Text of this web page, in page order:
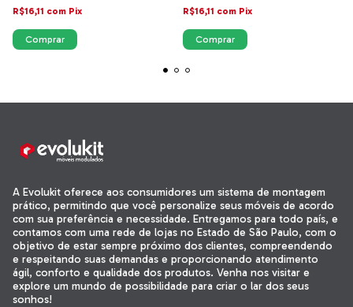
R$16,11 com Pix R$16,11 com Pix
A Evolukit oferece aos consumidores um sistema de montagem
prático, permitindo que você personalize seus móveis de acordo
com sua preferência e necessidade. Entregamos para todo país, e
contamos com uma rede de lojas no Estado de São Paulo, com o
objetivo de estar sempre próximo dos clientes, compreendendo
e respeitando suas demandas e proporcionando atendimento
ágil, conforto e qualidade dos produtos. Venha nos visitar e
explore um mundo de possibilidade para criar o lar dos seus
sonhos!